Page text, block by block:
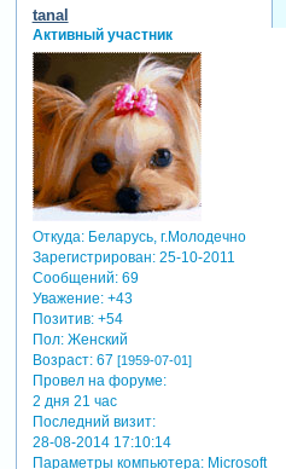
tanal
Активный участник
Откуда:Беларусь, г.Молодечно
Зарегистрирован: 25-10-2011
Сообщений:69
Уважение: +43
Позитив: +54
Пол:Женский
Возраст:67 [1959-07-01]
Провел на форуме:
2 дня 21 час
Последний визит:
28-08-2014 17:10:14
Параметры компьютера:Microsoft